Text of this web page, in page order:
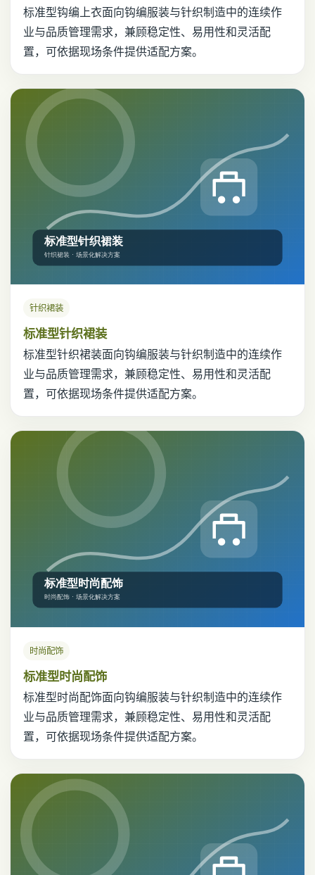
标准型钩编上衣面向钩编服装与针织制造中的连续作
业与品质管理需求，兼顾稳定性、易用性和灵活配
置，可依据现场条件提供适配方案。
针织裙装
标准型针织裙装
标准型针织裙装面向钩编服装与针织制造中的连续作
业与品质管理需求，兼顾稳定性、易用性和灵活配
置，可依据现场条件提供适配方案。
时尚配饰
标准型时尚配饰
标准型时尚配饰面向钩编服装与针织制造中的连续作
业与品质管理需求，兼顾稳定性、易用性和灵活配
置，可依据现场条件提供适配方案。